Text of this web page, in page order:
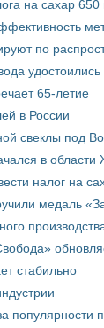
на сахар
по
удостоились
65-летие
в России
свеклы под
в области
налог на
медаль
стабильно
популярности